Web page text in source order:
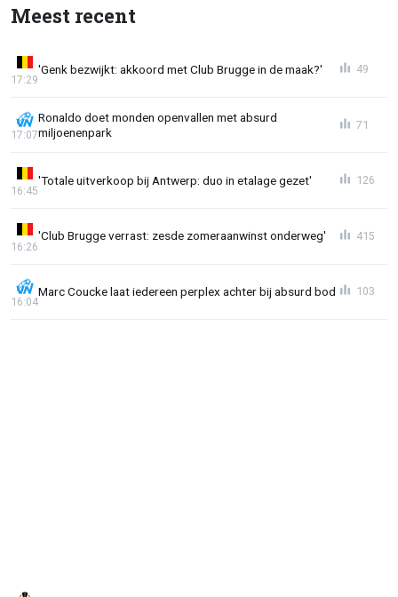
Meest recent
'Genk bezwijkt: akkoord met Club Brugge in de maak?'
17:29
49
Ronaldo doet monden openvallen met absurd
miljoenenpark
17:07
71
'Totale uitverkoop bij Antwerp: duo in etalage gezet'
16:45
126
'Club Brugge verrast: zesde zomeraanwinst onderweg'
16:26
415
Marc Coucke laat iedereen perplex achter bij absurd bod
16:04
103